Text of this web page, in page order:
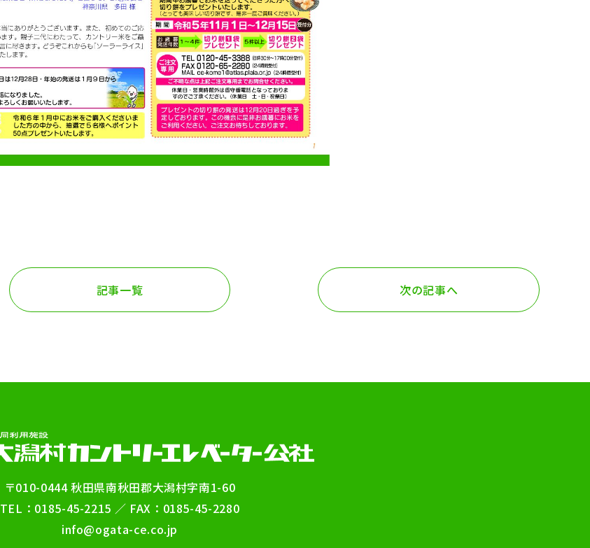
記事一覧 次の記事へ
〒010-0444 秋田県南秋田郡大潟村字南1-60
TEL：0185-45-2215 ／ FAX：0185-45-2280
info@ogata-ce.co.jp